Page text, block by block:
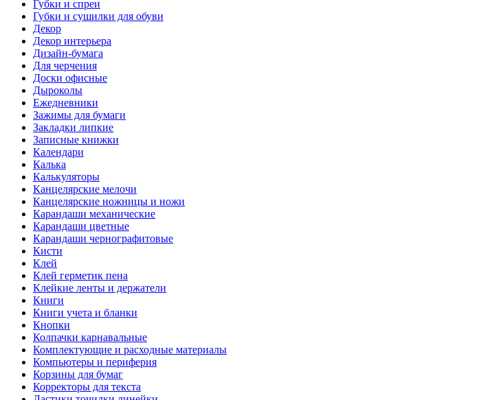
Губки и спреи
Губки и сушилки для обуви
Декор
Декор интерьера
Дизайн-бумага
Для черчения
Доски офисные
Дыроколы
Ежедневники
Зажимы для бумаги
Закладки липкие
Записные книжки
Календари
Калька
Калькуляторы
Канцелярские мелочи
Канцелярские ножницы и ножи
Карандаши механические
Карандаши цветные
Карандаши чернографитовые
Кисти
Клей
Клей герметик пена
Клейкие ленты и держатели
Книги
Книги учета и бланки
Кнопки
Колпачки карнавальные
Комплектующие и расходные материалы
Компьютеры и периферия
Корзины для бумаг
Корректоры для текста